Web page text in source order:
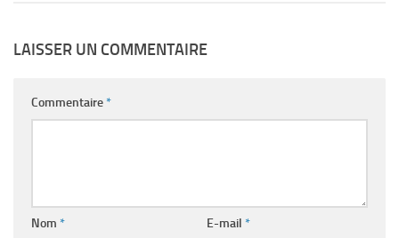
LAISSER UN COMMENTAIRE
Commentaire*
Nom * E-mail *